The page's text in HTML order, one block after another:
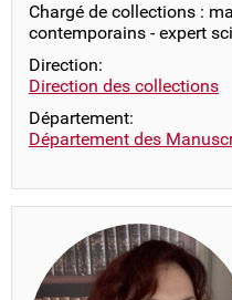
Chargé de collections :
contemporains - expert
Direction:
Direction des collections
Département:
Département des